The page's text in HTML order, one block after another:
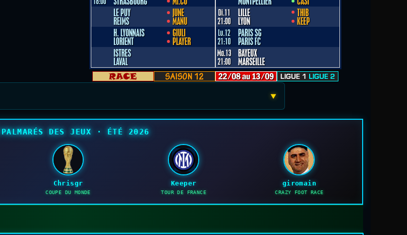
▼
PALMARÉS DES JEUX · ÉTÉ 2026
Chrisgr
COUPE DU MONDE
Keeper
TOUR DE FRANCE
giromain
CRAZY FOOT RACE